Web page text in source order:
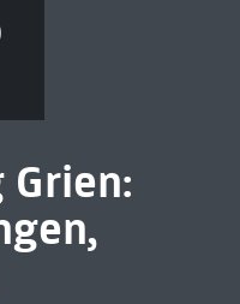
Grien: